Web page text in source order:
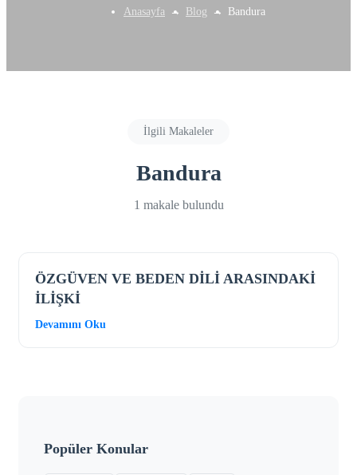
Anasayfa Blog Bandura
İlgili Makaleler
Bandura
1 makale bulundu
ÖZGÜVEN VE BEDEN DİLİ ARASINDAKİ
İLİŞKİ
Devamını Oku
Popüler Konular